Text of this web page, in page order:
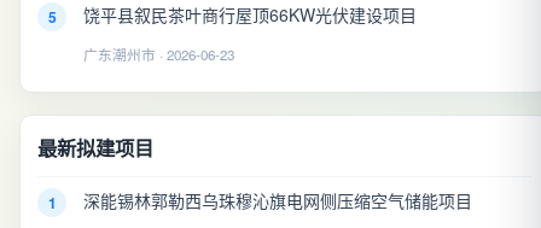
5 饶平县叙民茶叶商行屋顶66KW光伏建设项目
广东潮州市 · 2026-06-23
最新拟建项目
1 深能锡林郭勒西乌珠穆沁旗电网侧压缩空气储能项目